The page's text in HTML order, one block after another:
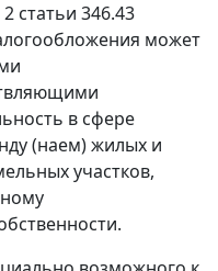
статьи 346.43
может
в сфере
(наем) жилых и
участков,